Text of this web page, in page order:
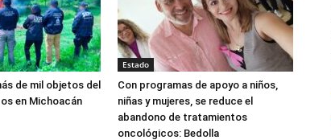
de mil objetos del
en Michoacán
Estado
Con programas de apoyo a niños,
niñas y mujeres, se reduce el
abandono de tratamientos
oncológicos: Bedolla